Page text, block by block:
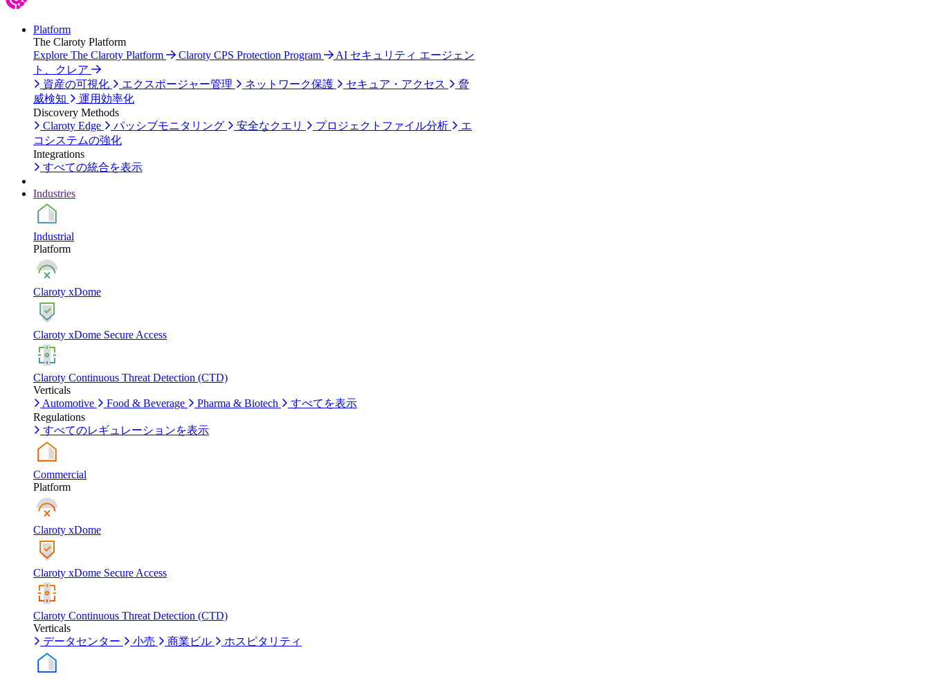
Platform
The Claroty Platform
Explore The Claroty Platform
Claroty CPS Protection Program
AI セキュリティ エージェン
ト、クレア
資産の可視化
エクスポージャー管理 ネットワーク保護 セキュア・アクセス
脅
威検知
運用効率化
Discovery Methods
Claroty Edge
パッシブモニタリング 安全なクエリ プロジェクトファイル分析
エ
コシステムの強化
Integrations
すべての統合を表示
Industries
Industrial
Platform
Claroty xDome
Claroty xDome Secure Access
Claroty Continuous Threat Detection (CTD)
Verticals
Automotive
Food & Beverage Pharma & Biotech
すべてを表示
Regulations
すべてのレギュレーションを表示
Commercial
Platform
Claroty xDome
Claroty xDome Secure Access
Claroty Continuous Threat Detection (CTD)
Verticals
データセンター
小売 商業ビル ホスピタリティ